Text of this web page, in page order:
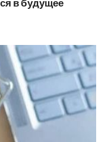
в будущее